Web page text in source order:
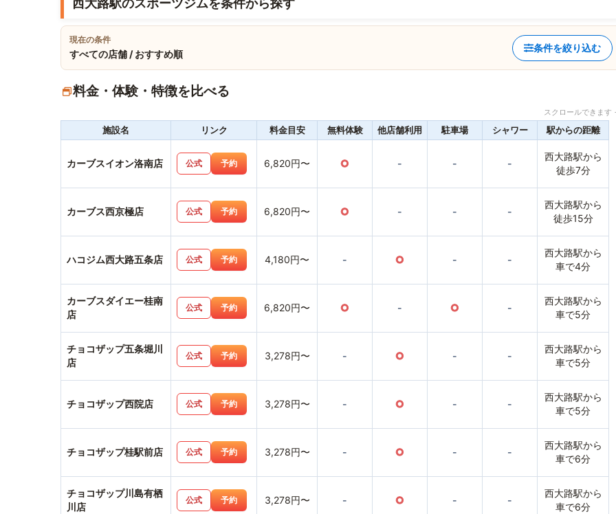
西大路駅のスポーツジムを条件から探す
現在の条件
すべての店舗 / おすすめ順
条件を絞り込む
料金・体験・特徴を比べる
スクロールできま
施設名 リンク 料金目安 無料体験 他店舗利用 駐車場 シャワー 駅からの距離
カーブスイオン洛南店 公式 予約 6,820円〜 ○ - - -
西大路駅から
徒歩7分
カーブス西京極店 公式 予約 6,820円〜 ○ - - -
西大路駅から
徒歩15分
ハコジム西大路五条店 公式 予約 4,180円〜 - ○ - -
西大路駅から
車で4分
カーブスダイエー桂南
店
公式 予約 6,820円〜 ○ - ○ -
西大路駅から
車で5分
チョコザップ五条堀川
店
公式 予約 3,278円〜 - ○ - -
西大路駅から
車で5分
チョコザップ西院店 公式 予約 3,278円〜 - ○ - -
西大路駅から
車で5分
チョコザップ桂駅前店 公式 予約 3,278円〜 - ○ - -
西大路駅から
車で6分
チョコザップ川島有栖
川店
公式 予約 3,278円〜 - ○ - -
西大路駅から
車で6分